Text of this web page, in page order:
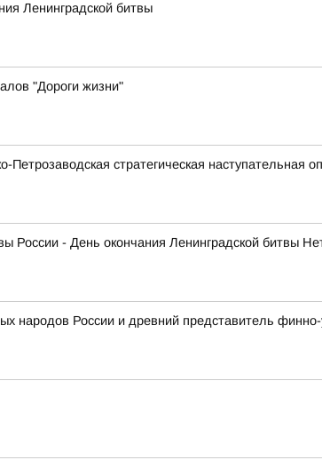
Ленинградской битвы
"Дороги жизни"
стратегическая наступательная
России - День окончания Ленинградской битвы
народов России и древний представитель финно-